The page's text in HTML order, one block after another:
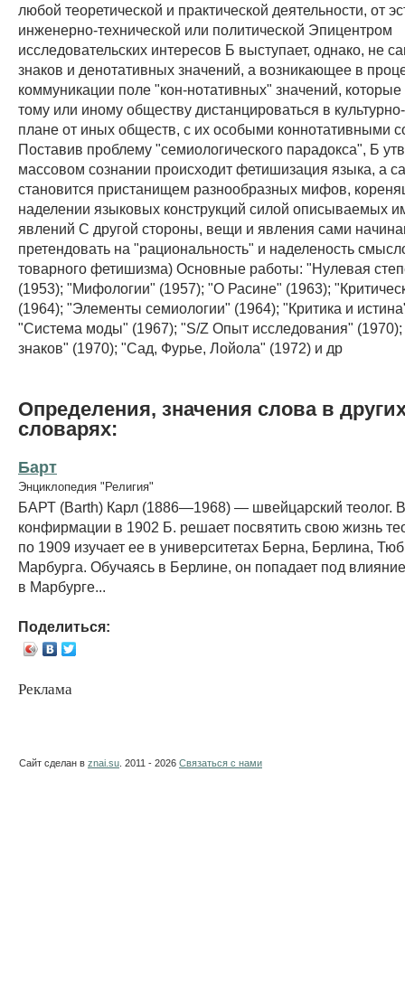
любой теоретической и практической деятельности, от
инженерно-технической или политической Эпицентром
исследовательских интересов Б выступает, однако, не
знаков и денотативных значений, а возникающее в
коммуникации поле "кон-нотативных" значений,
тому или иному обществу дистанцироваться в
плане от иных обществ, с их особыми коннотативными
Поставив проблему "семиологического парадокса", Б
массовом сознании происходит фетишизация языка, а
становится пристанищем разнообразных мифов,
наделении языковых конструкций силой описываемых
явлений С другой стороны, вещи и явления сами
претендовать на "рациональность" и наделеность
товарного фетишизма) Основные работы: "Нулевая
(1953); "Мифологии" (1957); "О Расине" (1963);
(1964); "Элементы семиологии" (1964); "Критика и
"Система моды" (1967); "S/Z Опыт исследования"
знаков" (1970); "Сад, Фурье, Лойола" (1972) и др
Определения, значения слова в
словарях:
Барт
Энциклопедия "Религия"
БАРТ (Barth) Карл (1886—1968) — швейцарский теолог.
конфирмации в 1902 Б. решает посвятить свою жизнь
по 1909 изучает ее в университетах Берна, Берлина,
Марбурга. Обучаясь в Берлине, он попадает под
в Марбурге...
Поделиться:
Реклама
Сайт сделан в znai.su . 2011 - 2026 Связаться с нами